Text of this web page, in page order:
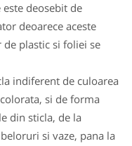
deosebit de
deoarece aceste
plastic si foliei se
indiferent de culoarea
si de forma
din sticla, de la
si vaze, pana la